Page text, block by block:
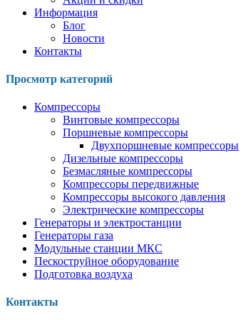
Информация
Блог
Новости
Контакты
Просмотр категорий
Компрессоры
Винтовые компрессоры
Поршневые компрессоры
Двухпоршневые компрессоры
Дизельные компрессоры
Безмасляные компрессоры
Компрессоры передвижные
Компрессоры высокого давления
Электрические компрессоры
Генераторы и электростанции
Генераторы газа
Модульные станции МКС
Пескоструйное оборудование
Подготовка воздуха
Контакты